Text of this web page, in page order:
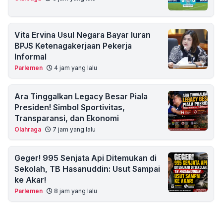
Vita Ervina Usul Negara Bayar Iuran
BPJS Ketenagakerjaan Pekerja
Informal
Parlemen 4 jam yang lalu
Ara Tinggalkan Legacy Besar Piala
Presiden! Simbol Sportivitas,
Transparansi, dan Ekonomi
Olahraga 7 jam yang lalu
Geger! 995 Senjata Api Ditemukan di
Sekolah, TB Hasanuddin: Usut Sampai
ke Akar!
Parlemen 8 jam yang lalu